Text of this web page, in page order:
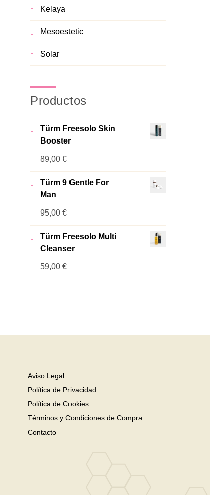
Kelaya
Mesoestetic
Solar
Productos
Türm Freesolo Skin
Booster
89,00 €
Türm 9 Gentle For
Man
95,00 €
Türm Freesolo Multi
Cleanser
59,00 €
Aviso Legal
Política de Privacidad
Política de Cookies
Términos y Condiciones de Compra
Contacto